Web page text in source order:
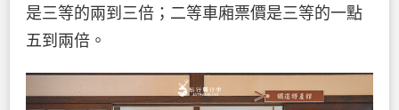
是三等的兩到三倍；二等車廂票價是三等的一點
五到兩倍。